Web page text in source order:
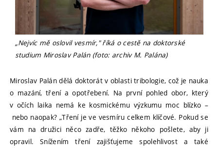
„Nejvíc mě oslovil vesmír," říká o cestě na doktorské
studium Miroslav Palán (foto: archiv M. Palána)
Miroslav Palán dělá doktorát v oblasti tribologie, což je nauka
o mazání, tření a opotřebení. Na první pohled obor, který
v očích laika nemá ke kosmickému výzkumu moc blízko –
nebo naopak? „Tření je ve vesmíru celkem klíčové. Pokud se
vám na družici něco zadře, těžko někoho pošlete, aby ji
opravil. Snížením tření zajišťujeme spolehlivost a také